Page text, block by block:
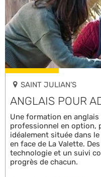
SAINT JULIAN’S
ANGLAIS POUR
Une formation en anglais
professionnel en option,
idéalement située dans
en face de La Valette.
technologie et un suivi
progrès de chacun.